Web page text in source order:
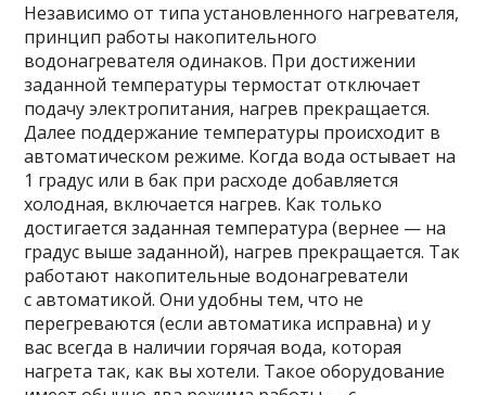
Независимо от типа установленного нагревателя,
принцип работы накопительного
водонагревателя одинаков. При достижении
заданной температуры термостат отключает
подачу электропитания, нагрев прекращается.
Далее поддержание температуры происходит в
автоматическом режиме. Когда вода остывает на
1 градус или в бак при расходе добавляется
холодная, включается нагрев. Как только
достигается заданная температура (вернее — на
градус выше заданной), нагрев прекращается. Так
работают накопительные водонагреватели
с автоматикой. Они удобны тем, что не
перегреваются (если автоматика исправна) и у
вас всегда в наличии горячая вода, которая
нагрета так, как вы хотели. Такое оборудование